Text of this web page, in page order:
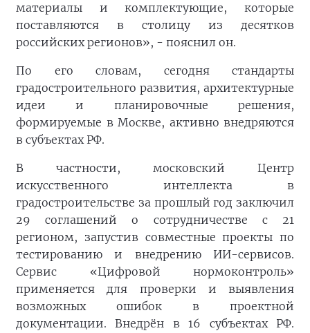
материалы и комплектующие, которые
поставляются в столицу из десятков
российских регионов», - пояснил он.
По его словам, сегодня стандарты
градостроительного развития, архитектурные
идеи и планировочные решения,
формируемые в Москве, активно внедряются
в субъектах РФ.
В частности, московский Центр
искусственного интеллекта в
градостроительстве за прошлый год заключил
29 соглашений о сотрудничестве с 21
регионом, запустив совместные проекты по
тестированию и внедрению ИИ-сервисов.
Сервис «Цифровой нормоконтроль»
применяется для проверки и выявления
возможных ошибок в проектной
документации. Внедрён в 16 субъектах РФ.